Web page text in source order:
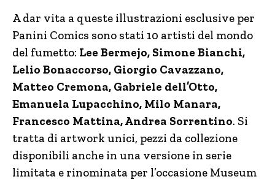
A dar vita a queste illustrazioni esclusive per
Panini Comics sono stati 10 artisti del mondo
del fumetto: Lee Bermejo, Simone Bianchi,
Lelio Bonaccorso, Giorgio Cavazzano,
Matteo Cremona, Gabriele dell’Otto,
Emanuela Lupacchino, Milo Manara,
Francesco Mattina, Andrea Sorrentino. Si
tratta di artwork unici, pezzi da collezione
disponibili anche in una versione in serie
limitata e rinominata per l’occasione Museum